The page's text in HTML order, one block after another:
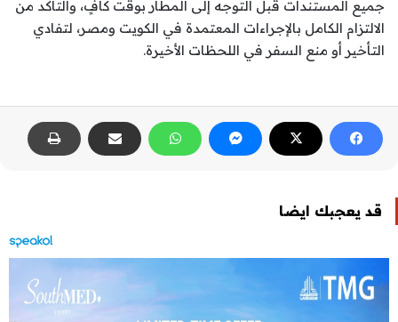
جميع المستندات قبل التوجه إلى المطار بوقت كافٍ، والتأكد من
الالتزام الكامل بالإجراءات المعتمدة في الكويت ومصر، لتفادي
التأخير أو منع السفر في اللحظات الأخيرة.
قد يعجبك ايضا